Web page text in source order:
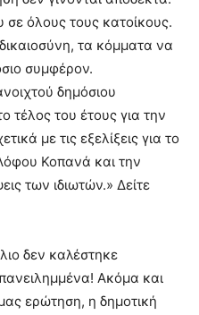
όλους τους κατοίκους.
τα κόμματα να
συμφέρον.
δημόσιου
τέλος του έτους για την
με τις εξελίξεις για το
Κοπανά και την
των ιδιωτών.» Δείτε
δεν καλέστηκε
Ακόμα και
ερώτηση, η δημοτική